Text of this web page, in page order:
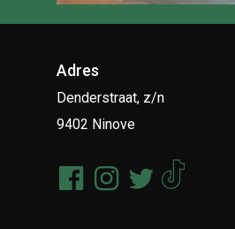
Adres
Denderstraat, z/n
9402 Ninove